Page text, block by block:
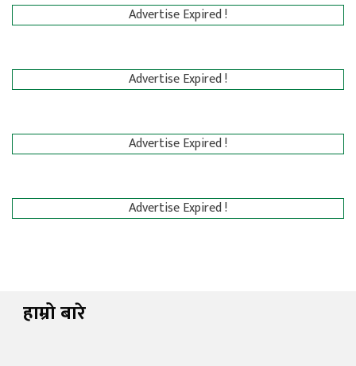
Advertise Expired !
Advertise Expired !
Advertise Expired !
Advertise Expired !
हाम्रो बारे